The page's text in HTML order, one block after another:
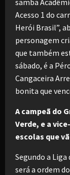
samba
Acesso 1 do
Herói Brasil”,
personagem
que também
sábado, é a
Cangaceira
bonita que
A campeã do
Verde, e a
escolas que
Segundo a Liga
será a ordem